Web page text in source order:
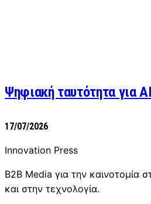
Ψηφιακή ταυτότητα για
17/07/2026
Innovation Press
B2B Media για την καινοτομία
και στην τεχνολογία.